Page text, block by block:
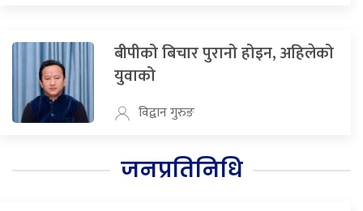
बीपीको बिचार पुरानो होइन, अहिलेको
युवाको
विद्वान गुरुङ
जनप्रतिनिधि